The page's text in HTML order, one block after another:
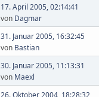
17. April 2005, 02:14:41
von Dagmar
31. Januar 2005, 16:32:45
von Bastian
30. Januar 2005, 11:13:31
von Maexl
26. Oktober 2004, 18:28:32